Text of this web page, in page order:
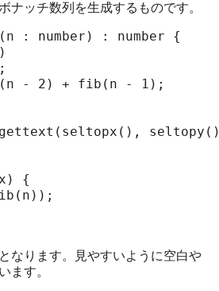
ナッチ数列を生成するものです。
: number) : number {
- 2) + fib(n - 1);
{
なります。見やすいように空白や
ます。